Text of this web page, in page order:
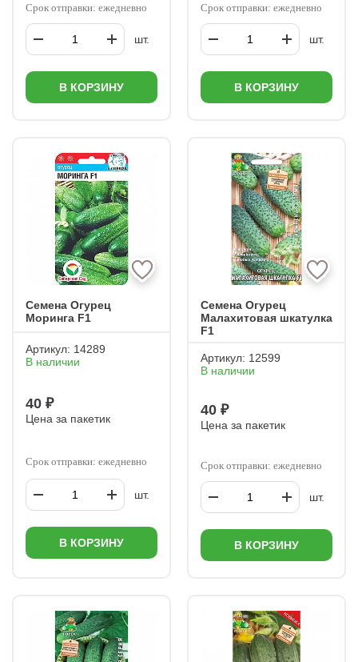
Срок отправки: ежедневно
шт.
В КОРЗИНУ
Срок отправки: ежедневно
шт.
В КОРЗИНУ
Семена Огурец
Моринга F1
Артикул: 14289
В наличии
40 ₽
Цена за пакетик
Срок отправки: ежедневно
шт.
В КОРЗИНУ
Семена Огурец
Малахитовая шкатулка
F1
Артикул: 12599
В наличии
40 ₽
Цена за пакетик
Срок отправки: ежедневно
шт.
В КОРЗИНУ